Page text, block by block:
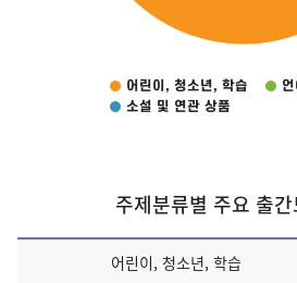
어린이, 청소년, 학습
소설 및 연관 상품
주제분류별 주요 출
어린이, 청소년, 학습